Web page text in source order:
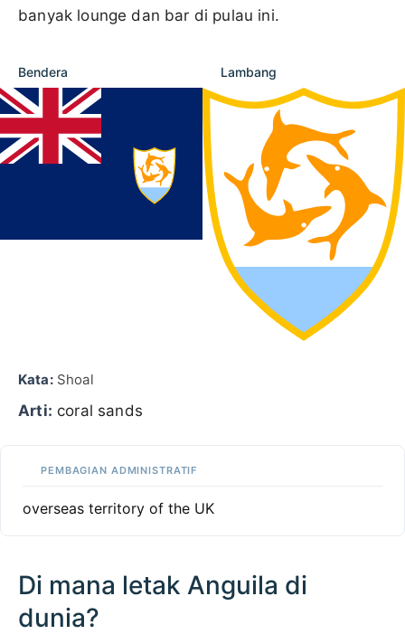
banyak lounge dan bar di pulau ini.
Bendera Lambang
Kata:Shoal
Arti: coral sands
PEMBAGIAN ADMINISTRATIF
overseas territory of the UK
Di mana letak Anguila di
dunia?